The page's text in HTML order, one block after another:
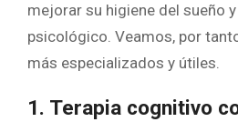
mejorar su higiene del sueño
psicológico. Veamos, por
más especializados y útiles.
1. Terapia cognitivo